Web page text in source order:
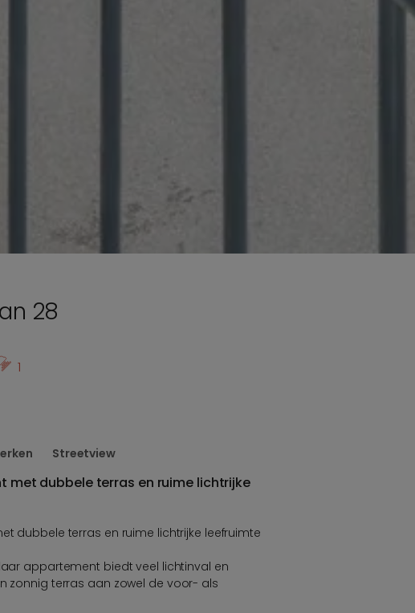
28
1
Streetview
met dubbele terras en ruime lichtrijke
dubbele terras en ruime lichtrijke leefruimte
appartement biedt veel lichtinval en
zonnig terras aan zowel de voor- als